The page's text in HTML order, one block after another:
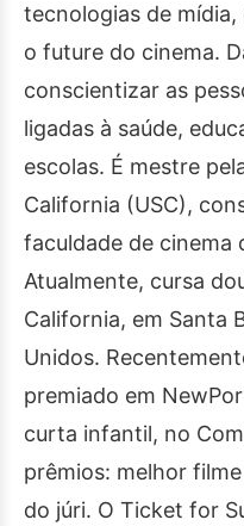
tecnologias de
o future do cinema.
conscientizar as
ligadas à saúde,
escolas. É mestre
California (USC),
faculdade de cinema
Atualmente, cursa
California, em Santa
Unidos.
premiado em
curta infantil, no
prêmios: melhor
do júri. O Ticket for